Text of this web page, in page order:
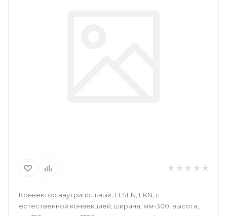
Конвектор внутрипольный, ELSEN, EKN, с
естественной конвекцией, ширина, мм-300, высота,